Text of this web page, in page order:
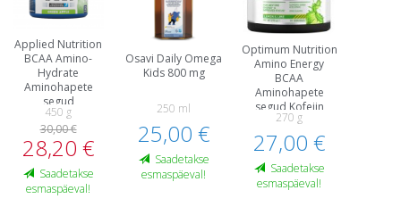
Applied Nutrition
BCAA Amino-
Hydrate
Aminohapete
segud
Aminohapped
450 g
30,00 €
28,20 €
Saadetakse
esmaspäeval!
Osavi Daily Omega
Kids 800 mg
250 ml
25,00 €
Saadetakse
esmaspäeval!
Optimum Nutrition
Amino Energy
BCAA
Aminohapete
segud Kofeiin
Aminohapped
Enne treeningut ja
energiat
270 g
27,00 €
Saadetakse
esmaspäeval!